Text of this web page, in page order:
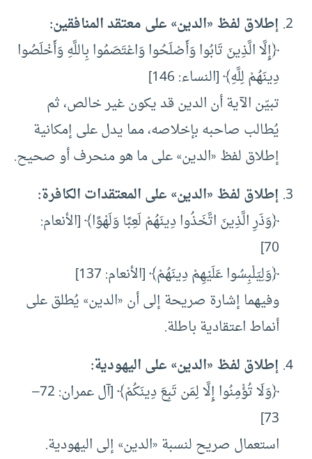
إطلاق لفظ «الدين» على معتقد المنافقين:
﴿إِلَّا الَّذِينَ تَابُوا وَأَصْلَحُوا وَاعْتَصَمُوا بِاللَّهِ وَأَخْلَصُوا
دِينَهُمْ لِلَّهِ﴾ [النساء: 146]
تبيّن الآية أن الدين قد يكون غير خالص، ثم
يُطالب صاحبه بإخلاصه، مما يدل على إمكانية
إطلاق لفظ «الدين» على ما هو منحرف أو صحيح.
إطلاق لفظ «الدين» على المعتقدات الكافرة:
﴿وَذَرِ الَّذِينَ اتَّخَذُوا دِينَهُمْ لَعِبًا وَلَهْوًا﴾ [الأنعام:
70]
﴿وَلِيَلْبِسُوا عَلَيْهِمْ دِينَهُمْ﴾ [الأنعام: 137]
وفيهما إشارة صريحة إلى أن «الدين» يُطلق على
أنماط اعتقادية باطلة.
إطلاق لفظ «الدين» على اليهودية:
﴿وَلَا تُؤْمِنُوا إِلَّا لِمَن تَبِعَ دِينَكُمْ﴾ [آل عمران: 72–
73]
استعمال صريح لنسبة «الدين» إلى اليهودية.